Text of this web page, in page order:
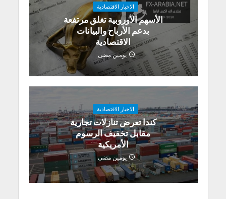
الاخبار الاقتصادية
الأسهم الأوروبية تغلق مرتفعة
بدعم الأرباح والبيانات
الاقتصادية
يومين مضى
الاخبار الاقتصادية
كندا تعرض تنازلات تجارية
مقابل تخفيف الرسوم
الأمريكية
يومين مضى